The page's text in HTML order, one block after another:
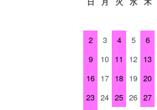
2
3 4 5 6
9
10 11 12 13
16 17 18 19 20
23 24 25 26 27